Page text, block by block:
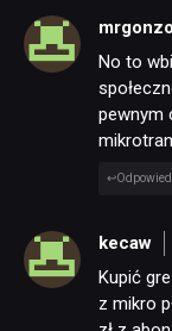
mrgonzo
No to
pewnym
kecaw
Kupić
z mikro